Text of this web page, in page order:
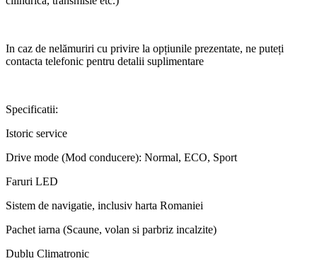
In caz de nelămuriri cu privire la opțiunile prezentate, ne puteți
contacta telefonic pentru detalii suplimentare
Specificatii:
Istoric service
Drive mode (Mod conducere): Normal, ECO, Sport
Faruri LED
Sistem de navigatie, inclusiv harta Romaniei
Pachet iarna (Scaune, volan si parbriz incalzite)
Dublu Climatronic